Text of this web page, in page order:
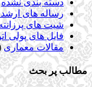
رساله های
شیت های
فایل های پولی
مقالات معماری
مطالب پر بحث